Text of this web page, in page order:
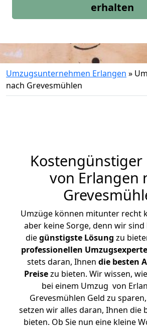
erhalten
Umzugsunternehmen Erlangen »
nach Grevesmühlen
Kostengünstiger
von Erlangen
Umzüge können mitunter recht
aber keine Sorge, denn wir sind
diegünstigste Lösung zu
professionellen
stets daran, Ihnen die besten
Preisezu bieten. Wir wissen,
bei einem Umzug von
Grevesmühlen Geld zu
setzen wir alles daran, Ihnen die
bieten. Ob Sie nun eine kleine